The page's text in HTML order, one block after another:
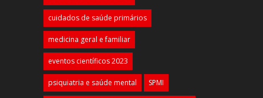
cuidados de saúde primários
medicina geral e familiar
eventos científicos 2023
psiquiatria e saúde mental SPMI